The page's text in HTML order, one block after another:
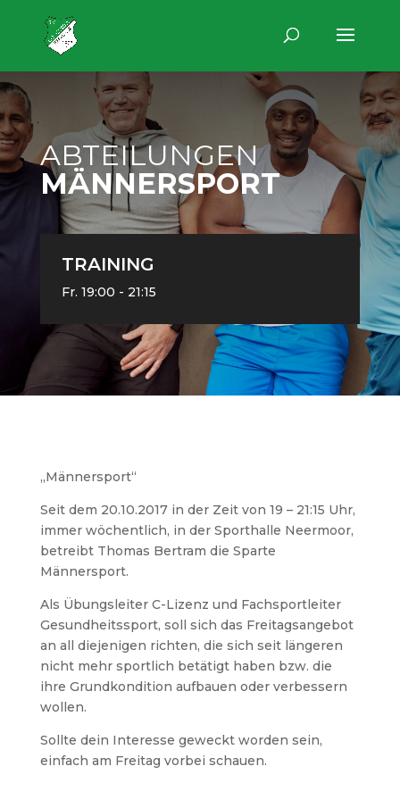
ABTEILUNGEN
MÄNNERSPORT
TRAINING
Fr. 19:00 - 21:15
„Männersport“
Seit dem 20.10.2017 in der Zeit von 19 – 21:15 Uhr,
immer wöchentlich, in der Sporthalle Neermoor,
betreibt Thomas Bertram die Sparte
Männersport.
Als Übungsleiter C-Lizenz und Fachsportleiter
Gesundheitssport, soll sich das Freitagsangebot
an all diejenigen richten, die sich seit längeren
nicht mehr sportlich betätigt haben bzw. die
ihre Grundkondition aufbauen oder verbessern
wollen.
Sollte dein Interesse geweckt worden sein,
einfach am Freitag vorbei schauen.